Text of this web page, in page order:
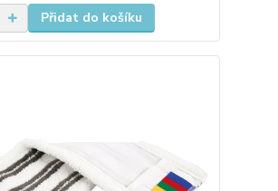
Přidat do košíku